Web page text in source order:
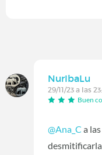
NurIbaLu
29/11/23 a las
Buen
@Ana_C a